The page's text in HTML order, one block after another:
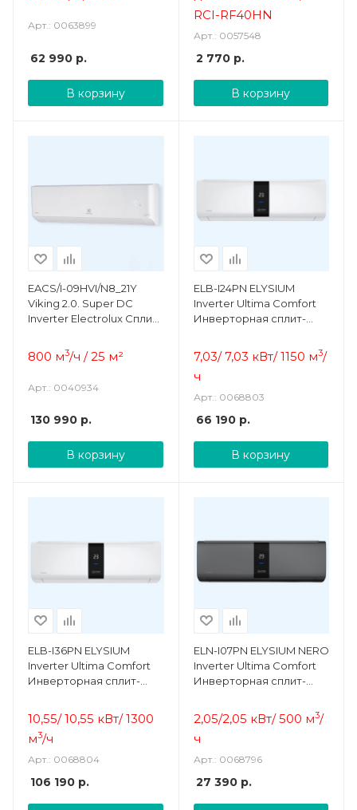
Арт.: 0063899
62 990 р.
В корзину
RCI-RF40HN
Арт.: 0057548
2 770р.
В корзину
EACS/I-09HVI/N8_21Y
Viking 2.0. Super DC
Inverter Electrolux Сплит-
типа комплект
800 м3/ч / 25 м²
Арт.: 0040934
130 990 р.
В корзину
ELB-I24PN ELYSIUM
Inverter Ultima Comfort
Инверторная сплит-
7,03/ 7,03 кВт/ 1150 м3/
ч
Арт.: 0068803
66 190р.
В корзину
ELB-I36PN ELYSIUM
Inverter Ultima Comfort
Инверторная сплит-
10,55/ 10,55 кВт/ 1300
м3/ч
Арт.: 0068804
106 190 р.
ELN-I07PN ELYSIUM NERO
Inverter Ultima Comfort
Инверторная сплит-
2,05/2,05 кВт/ 500 м3/
ч
Арт.: 0068796
27 390р.